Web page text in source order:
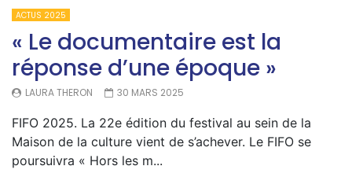
ACTUS 2025
« Le documentaire est la
réponse d’une époque »
LAURA THERON 30 MARS 2025
FIFO 2025. La 22e édition du festival au sein de la
Maison de la culture vient de s’achever. Le FIFO se
poursuivra « Hors les m...